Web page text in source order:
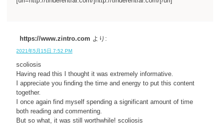
https://www.zintro.com より:
2021年5月15日 7:52 PM
scoliosis
Having read this I thought it was extremely informative.
I appreciate you finding the time and energy to put this content
together.
I once again find myself spending a significant amount of time
both reading and commenting.
But so what, it was still worthwhile! scoliosis